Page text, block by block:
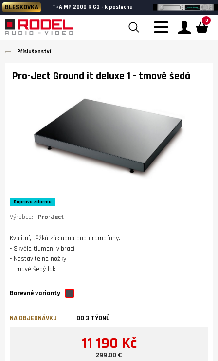
BLESKOVKA T+A MP 2000 R G3 - k poslechu
0
Příslušenství
Pro-Ject Ground it deluxe 1 - tmavě šedá
Doprava zdarma
Výrobce: Pro-Ject
Kvalitní, těžká základna pod gramofony.
- Skvělé tlumení vibrací.
- Nastavitelné nožky.
- Tmavě šedý lak.
Barevné varianty
NA OBJEDNÁVKU DO 3 TÝDNŮ
11 190 Kč
299,00 €